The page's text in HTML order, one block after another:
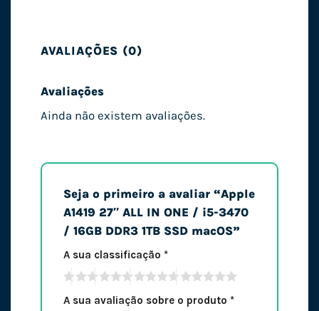
AVALIAÇÕES (0)
Avaliações
Ainda não existem avaliações.
Seja o primeiro a avaliar “Apple
A1419 27″ ALL IN ONE / i5-3470
/ 16GB DDR3 1TB SSD macOS”
A sua classificação *
A sua avaliação sobre o produto *